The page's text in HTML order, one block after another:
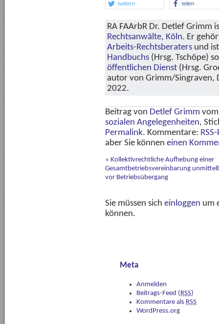
twittern teilen
RA FAArbR Dr. Detlef Grimm
Rechtsanwälte, Köln. Er
Arbeits-Rechtsberaters und
Handbuchs (Hrsg. Tschöpe)
öffentlichen Dienst (Hrsg.
autor von Grimm/Singraven,
2022.
Beitrag von Detlef Grimm
sozialen Angelegenheiten,
Permalink. Kommentare:
aber Sie können einen
« Kollektivrechtliche Aufhebung einer
Gesamtbetriebsvereinbarung
vor Betriebsübergang
Sie müssen sich einloggen um
können.
Meta
Anmelden
Beitrags-Feed (RSS)
Kommentare als RSS
WordPress.org